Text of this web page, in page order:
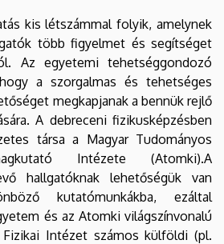
kis létszámmal folyik, amelynek
több figyelmet és segítséget
Az egyetemi tehetséggondozó
a szorgalmas és tehetséges
megkapjanak a bennük rejlő
A debreceni fizikusképzésben
társa a Magyar Tudományos
Intézete (Atomki).A
hallgatóknak lehetőségük van
kutatómunkákba, ezáltal
és az Atomki világszínvonalú
Fizikai Intézet számos külföldi (pl.